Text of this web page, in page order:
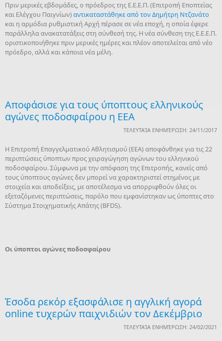
Πριν μερικές εβδομάδες, ο πρόεδρος της Ε.Ε.Ε.Π. (Επιτροπή Εποπτείας
και Ελέγχου Παιγνίων)αντικαταστάθηκε από τον Δημήτρη Ντζανάτο
και η αρμόδια ρυθμιστική Αρχή πέρασε σε νέα εποχή, η οποία έφερε
παράλληλα ανακατατάξεις στη σύνθεσή της. Η νέα σύνθεση της Ε.Ε.Ε.Π.
οριστικοποιήθηκε πριν μερικές ημέρες και πλέον αποτελείται από νέο
πρόεδρο, αλλά και κάποια νέα μέλη.
Αποφάσισε για τους ύποπτους ελληνικούς
αγώνες ποδοσφαίρου η ΕΕΑ
ΤΕΛΕΥΤΑΊΑ ΕΝΗΜΈΡΩΣΗ: 24/11/2017
Η Επιτροπή Επαγγελματικού Αθλητισμού (ΕΕΑ) αποφάνθηκε για τις 22
περιπτώσεις ύποπτων προς χειραγώγηση αγώνων του ελληνικού
ποδοσφαίρου. Σύμφωνα με την απόφαση της Επιτροπής, κανείς από
τους ύποπτους αγώνες δεν μπορεί να χαρακτηριστεί στημένος με
στοιχεία και αποδείξεις, με αποτέλεσμα να απορριφθούν όλες οι
εξεταζόμενες περιπτώσεις, παρόλο που εμφανίστηκαν ως ύποπτες στο
Σύστημα Στοιχηματικής Απάτης (BFDS).
Οι ύποπτοι αγώνες ποδοσφαίρου
Έσοδα ρεκόρ εξασφάλισε η αγγλική αγορά
online τυχερών παιχνιδιών τον Δεκέμβριο
ΤΕΛΕΥΤΑΊΑ ΕΝΗΜΈΡΩΣΗ: 24/02/2021